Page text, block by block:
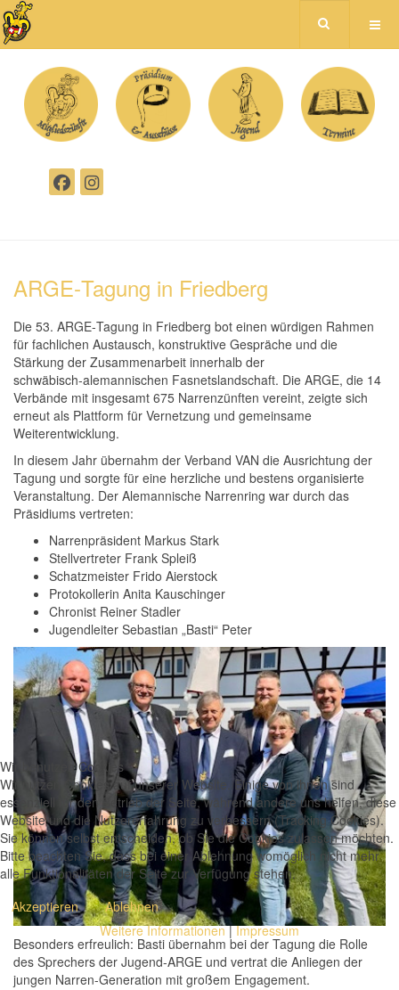
ARGE‑Tagung in Friedberg
Die 53. ARGE‑Tagung in Friedberg bot einen würdigen Rahmen
für fachlichen Austausch, konstruktive Gespräche und die
Stärkung der Zusammenarbeit innerhalb der
schwäbisch‑alemannischen Fasnetslandschaft. Die ARGE, die 14
Verbände mit insgesamt 675 Narrenzünften vereint, zeigte sich
erneut als Plattform für Vernetzung und gemeinsame
Weiterentwicklung.
In diesem Jahr übernahm der Verband VAN die Ausrichtung der
Tagung und sorgte für eine herzliche und bestens organisierte
Veranstaltung. Der Alemannische Narrenring war durch das
Präsidiums vertreten:
Narrenpräsident Markus Stark
Stellvertreter Frank Spleiß
Schatzmeister Frido Aierstock
Protokollerin Anita Kauschinger
Chronist Reiner Stadler
Jugendleiter Sebastian „Basti“ Peter
Besonders erfreulich: Basti übernahm bei der Tagung die Rolle
des Sprechers der Jugend‑ARGE und vertrat die Anliegen der
jungen Narren-Generation mit großem Engagement.
Wir benutzen Cookies
Wir nutzen Cookies auf unserer Website. Einige von ihnen sind
essenziell für den Betrieb der Seite, während andere uns helfen, diese
Website und die Nutzererfahrung zu verbessern (Tracking Cookies).
Sie können selbst entscheiden, ob Sie die Cookies zulassen möchten.
Bitte beachten Sie, dass bei einer Ablehnung womöglich nicht mehr
alle Funktionalitäten der Seite zur Verfügung stehen.
Akzeptieren
Ablehnen
Weitere Informationen|Impressum